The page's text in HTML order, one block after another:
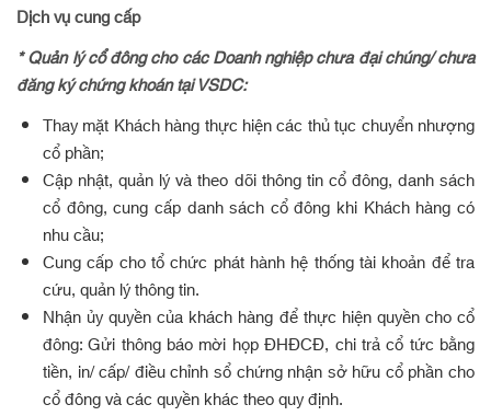
Dịch vụ cung cấp
* Quản lý cổ đông cho các Doanh nghiệp chưa đại chúng/ chưa
đăng ký chứng khoán tại VSDC:
Thay mặt Khách hàng thực hiện các thủ tục chuyển nhượng
cổ phần;
Cập nhật, quản lý và theo dõi thông tin cổ đông, danh sách
cổ đông, cung cấp danh sách cổ đông khi Khách hàng có
nhu cầu;
Cung cấp cho tổ chức phát hành hệ thống tài khoản để tra
cứu, quản lý thông tin.
Nhận ủy quyền của khách hàng để thực hiện quyền cho cổ
đông: Gửi thông báo mời họp ĐHĐCĐ, chi trả cổ tức bằng
tiền, in/ cấp/ điều chỉnh sổ chứng nhận sở hữu cổ phần cho
cổ đông và các quyền khác theo quy định.